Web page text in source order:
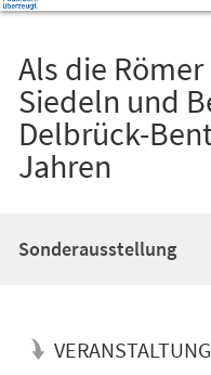
Als die
Siedeln und
Delbrück-
Jahren
Sonderausstellung